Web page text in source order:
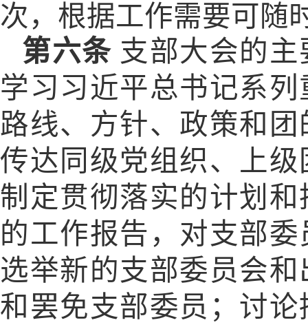
次，根据工作需要可随
第六条 支部大会的
学习习近平总书记系
路线、方针、政策和
传达同级党组织、上
制定贯彻落实的计划
的工作报告，对支部
选举新的支部委员会
和罢免支部委员；讨